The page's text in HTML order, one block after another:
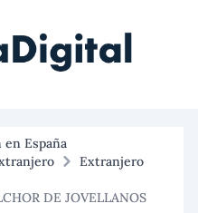
en España
Extranjero
DE JOVELLANOS